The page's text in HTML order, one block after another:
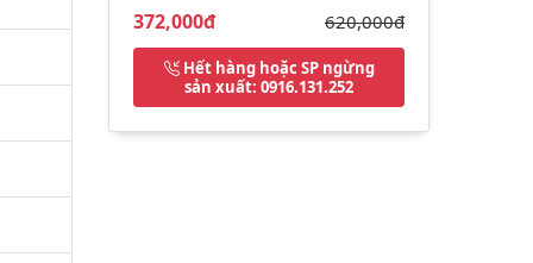
Giá bán:
372,000đ Giá gốc:
620,000đ
Hết hàng hoặc SP ngừng
sản xuất: 0916.131.252